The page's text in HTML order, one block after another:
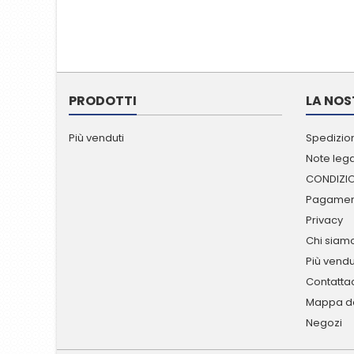
PRODOTTI
Più venduti
LA
Note
Privacy
Chi
Più
Mappa
Negozi